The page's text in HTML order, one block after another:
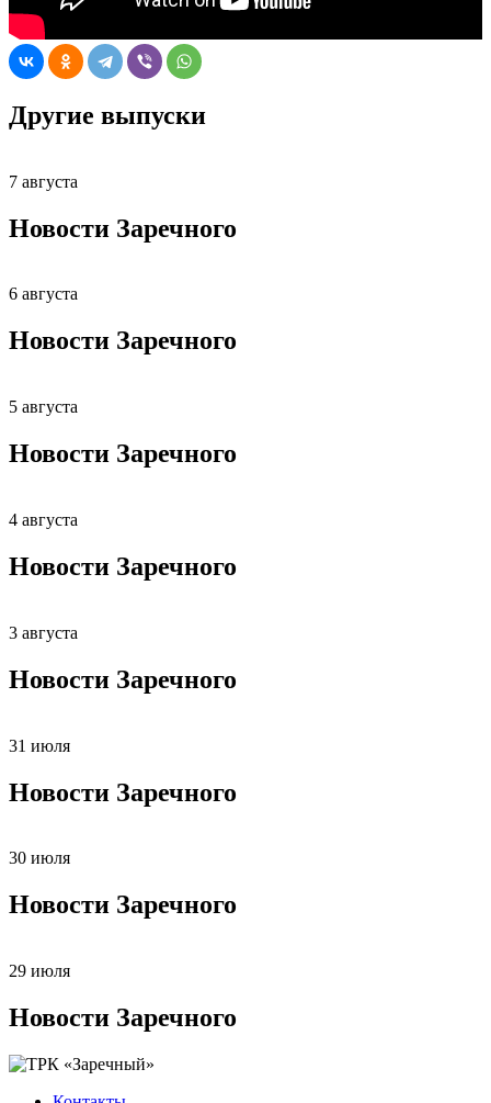
Другие выпуски
7 августа
Новости Заречного
6 августа
Новости Заречного
5 августа
Новости Заречного
4 августа
Новости Заречного
3 августа
Новости Заречного
31 июля
Новости Заречного
30 июля
Новости Заречного
29 июля
Новости Заречного